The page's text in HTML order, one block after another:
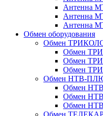
Антенна
Антенна
Антенна
Обмен оборудования
Обмен
Обмен
Обмен
Обмен
Обмен НТВ-
Обмен
Обмен
Обмен
Обмен